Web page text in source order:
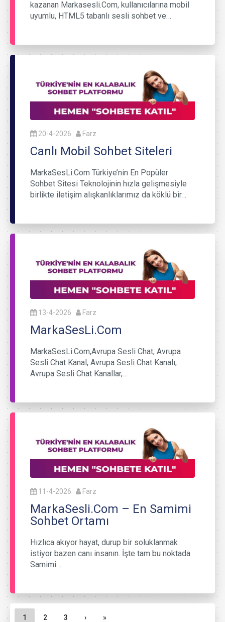
kazanan Markasesli.Com, kullanıcılarına mobil
uyumlu, HTML5 tabanlı sesli sohbet ve…
20-4-2026 Farz
Canlı Mobil Sohbet Siteleri
MarkaSesLi.Com Türkiye’nin En Popüler
Sohbet Sitesi Teknolojinin hızla gelişmesiyle
birlikte iletişim alışkanlıklarımız da köklü bir…
13-4-2026 Farz
MarkaSesLi.Com
MarkaSesLi.Com,Avrupa Sesli Chat, Avrupa
Sesli Chat Kanal, Avrupa Sesli Chat Kanalı,
Avrupa Sesli Chat Kanallar,…
11-4-2026 Farz
MarkaSesli.Com – En Samimi
Sohbet Ortamı
Hızlıca akıyor hayat, durup bir soluklanmak
istiyor bazen canı insanın. İşte tam bu noktada
Samimi…
Sayfa gezinme
Geçerli Sayfa
1 Sayfa
2 Sayfa
3 › »